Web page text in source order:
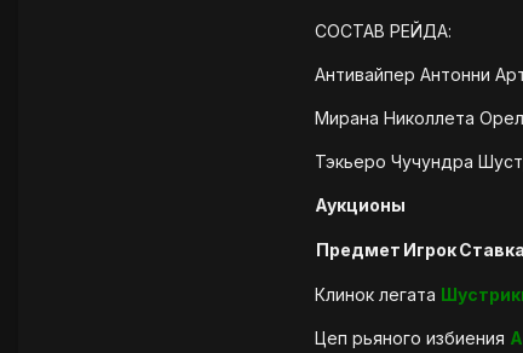
СОСТАВ РЕЙДА:
Антивайпер Антонни
Мирана Николлета
Тэкьеро Чучундра
Аукционы
Предмет ИгрокСтавка
Клинок легата
Цеп рьяного избиения